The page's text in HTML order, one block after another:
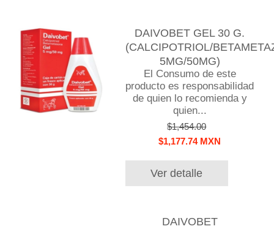
DAIVOBET GEL 30 G.
(CALCIPOTRIOL/
5MG/50MG)
El Consumo de este
producto es responsabilidad
de quien lo recomienda y
quien...
$1,454.00
$1,177.74 MXN
Ver detalle
DAIVOBET